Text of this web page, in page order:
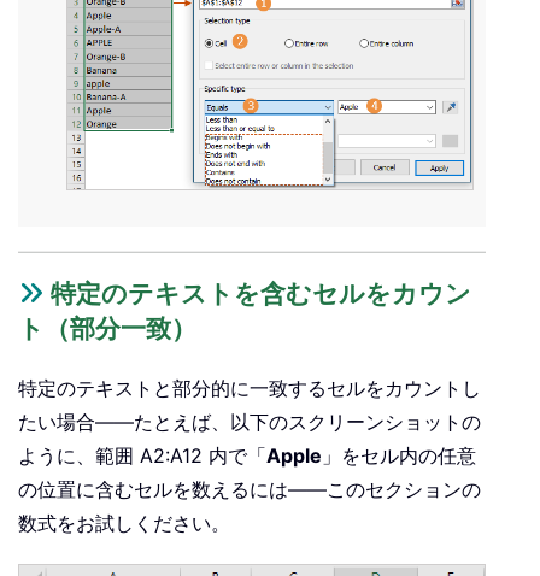
特定のテキストを含むセルをカウン
ト（部分一致）
特定のテキストと部分的に一致するセルをカウントし
たい場合——たとえば、以下のスクリーンショットの
ように、範囲 A2:A12 内で「Apple 」をセル内の任意
の位置に含むセルを数えるには——このセクションの
数式をお試しください。